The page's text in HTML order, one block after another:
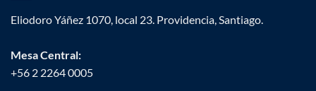
Eliodoro Yáñez 1070, local 23. Providencia, Santiago.
Mesa Central:
+56 2 2264 0005